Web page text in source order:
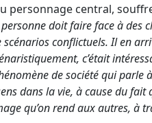
personnage central,
doit faire face à des
scénarios conflictuels. Il en
c’était
de société qui
dans la vie, à cause du fait
qu’on rend aux autres, à